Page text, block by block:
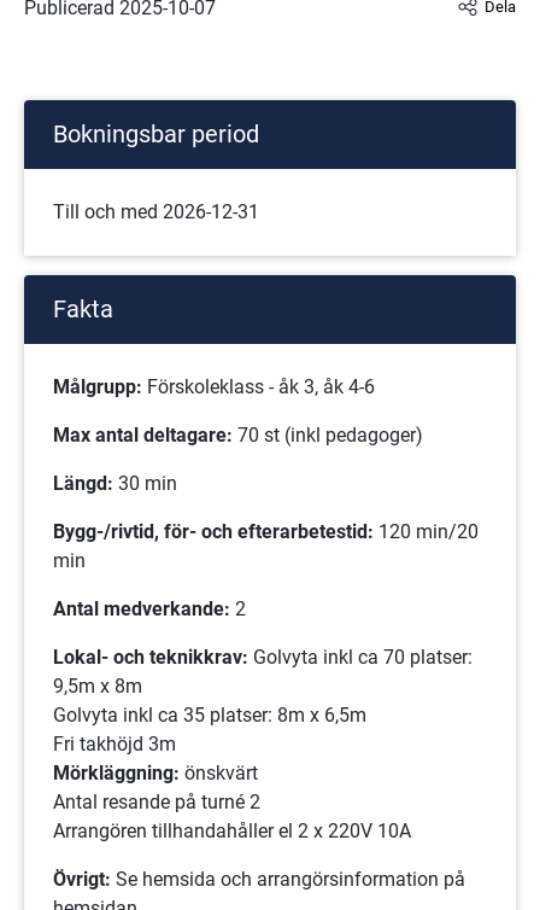
Publicerad 2025-10-07 Dela
Bokningsbar period
Till och med 2026-12-31
Fakta
Målgrupp: Förskoleklass - åk 3, åk 4-6
Max antal deltagare: 70 st (inkl pedagoger)
Längd: 30 min
Bygg-/rivtid, för- och efterarbetestid: 120 min/20
min
Antal medverkande: 2
Lokal- och teknikkrav: Golvyta inkl ca 70 platser:
9,5m x 8m
Golvyta inkl ca 35 platser: 8m x 6,5m
Fri takhöjd 3m
Mörkläggning: önskvärt
Antal resande på turné 2
Arrangören tillhandahåller el 2 x 220V 10A
Övrigt: Se hemsida och arrangörsinformation på